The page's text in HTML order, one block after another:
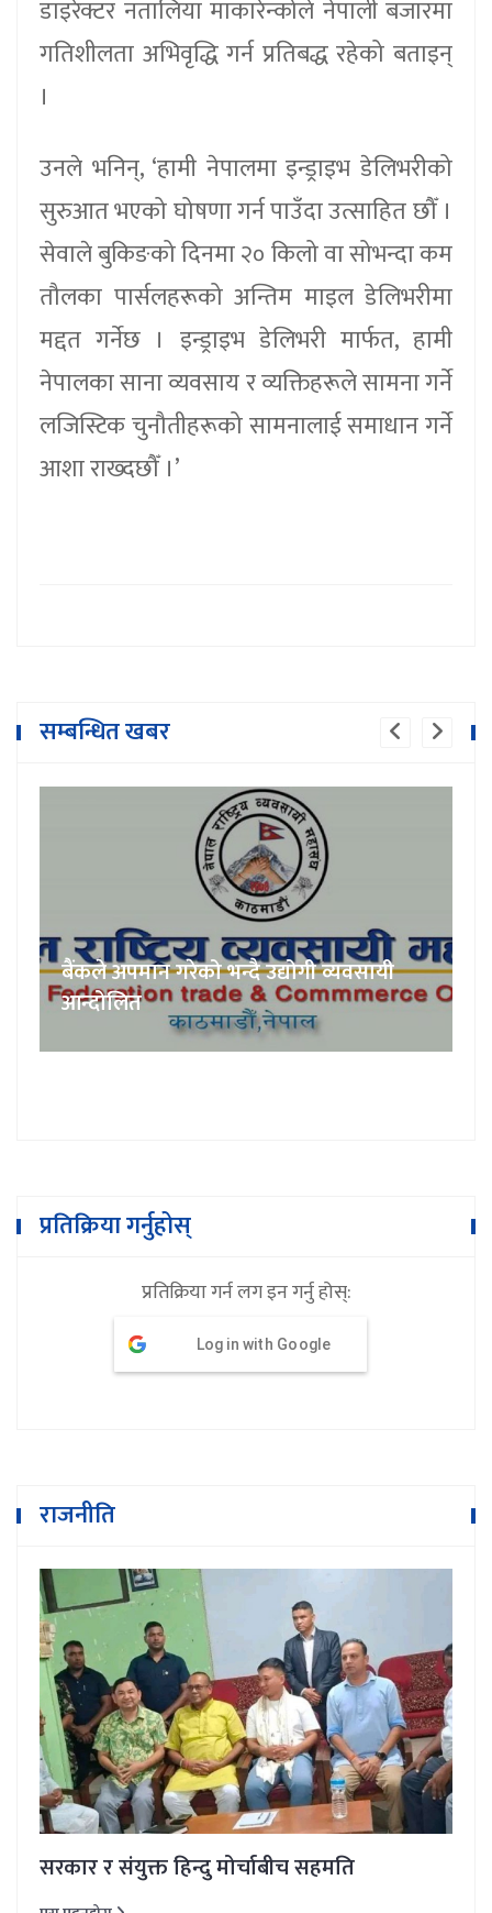
डाइरेक्टर नतालिया माकारेन्कोले नेपाली बजारमा
गतिशीलता अभिवृद्धि गर्न प्रतिबद्ध रहेको बताइन्
।
उनले भनिन्, ‘हामी नेपालमा इन्ड्राइभ डेलिभरीको
सुरुआत भएको घोषणा गर्न पाउँदा उत्साहित छौँ ।
सेवाले बुकिङको दिनमा २० किलो वा सोभन्दा कम
तौलका पार्सलहरूको अन्तिम माइल डेलिभरीमा
मद्दत गर्नेछ । इन्ड्राइभ डेलिभरी मार्फत, हामी
नेपालका साना व्यवसाय र व्यक्तिहरूले सामना गर्ने
लजिस्टिक चुनौतीहरूको सामनालाई समाधान गर्ने
आशा राख्दछौँ ।’
सम्बन्धित खबर
बैंकले अपमान गरेको भन्दै उद्योगी व्यवसायी
आन्दोलित
प्रतिक्रिया गर्नुहोस्
प्रतिक्रिया गर्न लग इन गर्नु होस्:
Log in with Google
राजनीति
सरकार र संयुक्त हिन्दु मोर्चाबीच सहमति